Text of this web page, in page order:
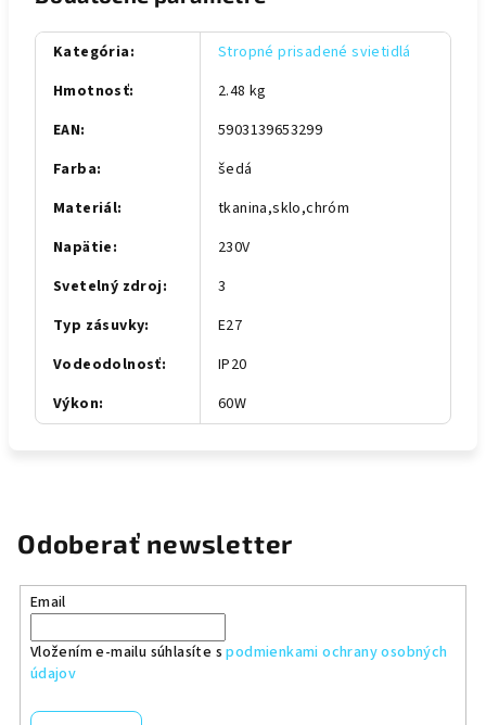
Kategória:
Stropné prisadené svietidlá
Hmotnosť:
2.48 kg
EAN:
5903139653299
Farba:
šedá
Materiál:
tkanina,sklo,chróm
Napätie:
230V
Svetelný zdroj:
3
Typ zásuvky:
E27
Vodeodolnosť:
IP20
Výkon: 60W
Odoberať newsletter
Email
Vložením e-mailu súhlasíte spodmienkami ochrany osobných
údajov